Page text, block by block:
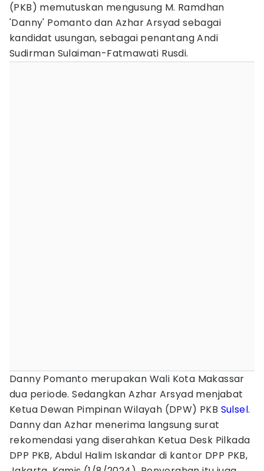
(PKB) memutuskan mengusung M. Ramdhan
'Danny' Pomanto dan Azhar Arsyad sebagai
kandidat usungan, sebagai penantang Andi
Sudirman Sulaiman-Fatmawati Rusdi.
Danny Pomanto merupakan Wali Kota Makassar
dua periode. Sedangkan Azhar Arsyad menjabat
Ketua Dewan Pimpinan Wilayah (DPW) PKB Sulsel.
Danny dan Azhar menerima langsung surat
rekomendasi yang diserahkan Ketua Desk Pilkada
DPP PKB, Abdul Halim Iskandar di kantor DPP PKB,